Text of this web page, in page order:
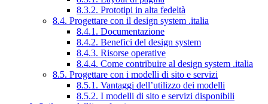
8.3.2. Prototipi in alta fedeltà
8.4. Progettare con il design system .italia
8.4.1. Documentazione
8.4.2. Benefici del design system
8.4.3. Risorse operative
8.4.4. Come contribuire al design system .italia
8.5. Progettare con i modelli di sito e servizi
8.5.1. Vantaggi dell’utilizzo dei modelli
8.5.2. I modelli di sito e servizi disponibili